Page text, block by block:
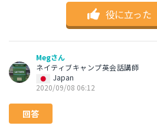
役に立った
Megさん
ネイティブキャンプ英会話講師
Japan
2020/09/08 06:12
回答